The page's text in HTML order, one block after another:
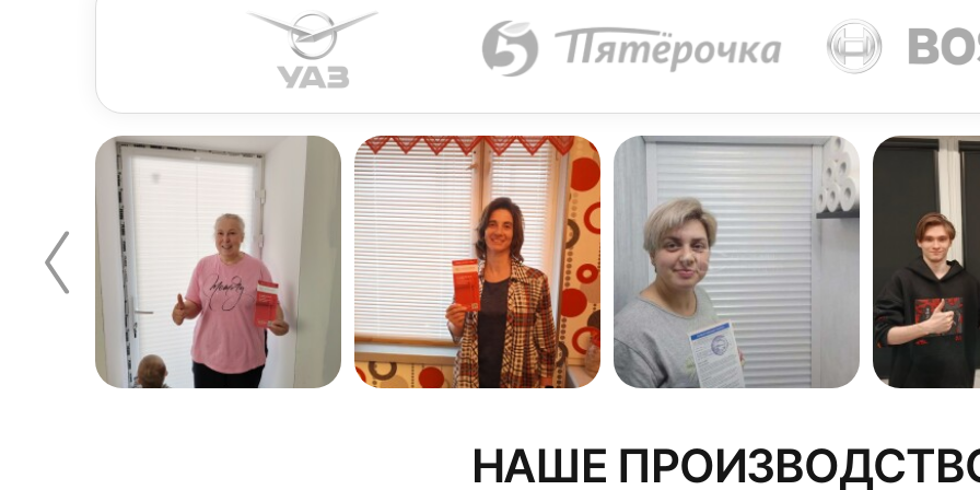
Его нужно измерить и вычесть из результата 1 см, это и будет высота ламелей. Такой расчет верен,
подоконник. Если же подоконник планируется скрыть, к полученному результату нужно прибавить
быть на 10–12 см шире оконного проема.
Для комнат со стандартной высотой потолка крепление жалюзи на потолочный карниз считается
материал и конструкцию стен, наличие металлических балок, труб, электропроводки и иных
Монтаж карниза
НАШЕ